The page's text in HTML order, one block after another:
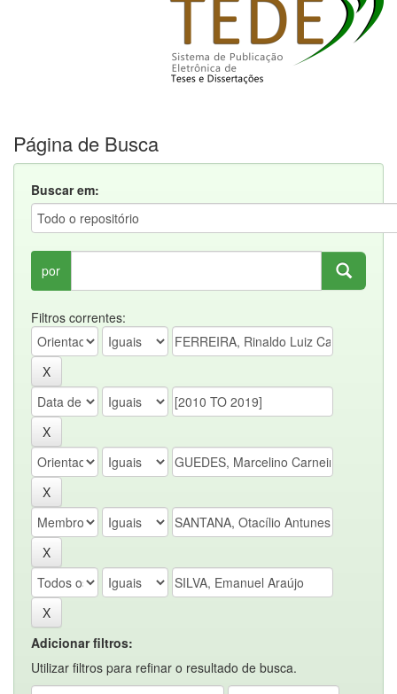
Página de Busca
Buscar em:
por
Filtros correntes:
Adicionar filtros:
Utilizar filtros para refinar o resultado de busca.